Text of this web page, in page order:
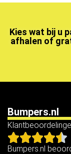
Kies wat bij u
afhalen of
Bumpers.nl
Bumpers.nl